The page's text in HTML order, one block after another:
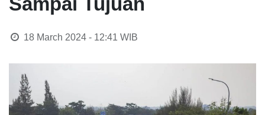
18 March 2024 - 12:41 WIB